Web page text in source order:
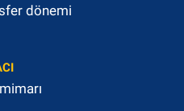
dönemi